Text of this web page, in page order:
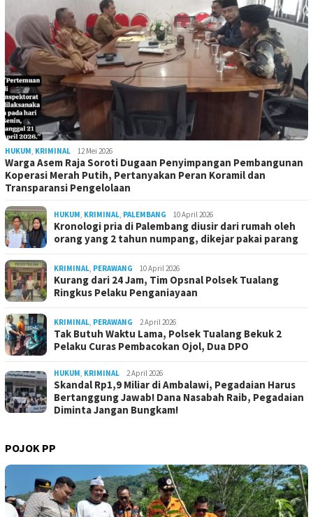
HUKUM KRIMINAL 12 Mei 2026
Warga Asem Raja Soroti Dugaan Penyimpangan Pembangunan
Koperasi Merah Putih, Pertanyakan Peran Koramil dan
Transparansi Pengelolaan
HUKUM KRIMINAL PALEMBANG 10 April 2026
Kronologi pria di Palembang diusir dari rumah oleh
orang yang 2 tahun numpang, dikejar pakai parang
KRIMINAL PERAWANG 10 April 2026
Kurang dari 24 Jam, Tim Opsnal Polsek Tualang
Ringkus Pelaku Penganiayaan
KRIMINAL PERAWANG 2 April 2026
Tak Butuh Waktu Lama, Polsek Tualang Bekuk 2
Pelaku Curas Pembacokan Ojol, Dua DPO
HUKUM KRIMINAL 2 April 2026
Skandal Rp1,9 Miliar di Ambalawi, Pegadaian Harus
Bertanggung Jawab! Dana Nasabah Raib, Pegadaian
Diminta Jangan Bungkam!
POJOK PP